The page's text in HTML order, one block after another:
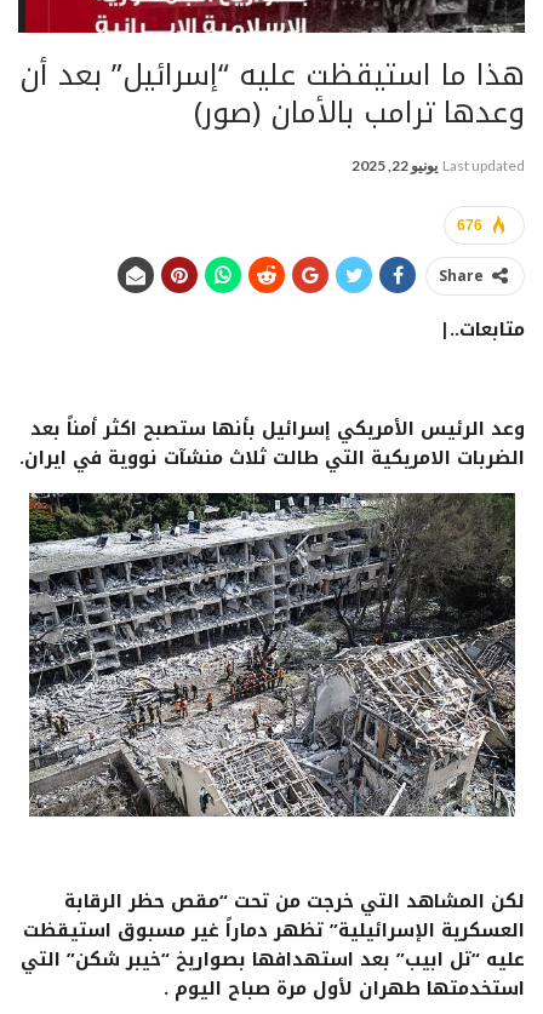
هذا ما استيقظت عليه “إسرائيل” بعد أن
وعدها ترامب بالأمان (صور)
Last updated يونيو 22, 2025
676
Share
متابعات..|
وعد الرئيس الأمريكي إسرائيل بأنها ستصبح اكثر أمناً بعد
الضربات الامريكية التي طالت ثلاث منشآت نووية في ايران.
لكن المشاهد التي خرجت من تحت “مقص حظر الرقابة
العسكرية الإسرائيلية” تظهر دماراً غير مسبوق استيقظت
عليه “تل ابيب” بعد استهدافها بصواريخ “خيبر شكن” التي
استخدمتها طهران لأول مرة صباح اليوم .